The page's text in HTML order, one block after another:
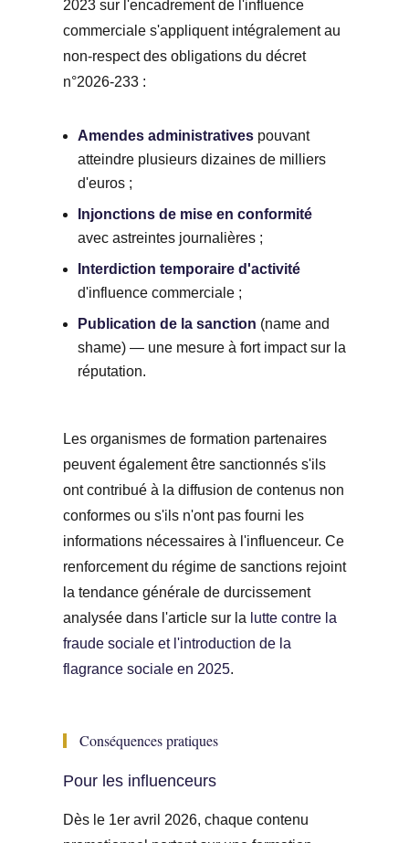
2023 sur l'encadrement de l'influence
commerciale s'appliquent intégralement au
non-respect des obligations du décret
n°2026-233 :
Amendes administrativespouvant
atteindre plusieurs dizaines de milliers
d'euros ;
Injonctions de mise en conformité
avec astreintes journalières ;
Interdiction temporaire d'activité
d'influence commerciale ;
Publication de la sanction (name and
shame) — une mesure à fort impact sur la
réputation.
Les organismes de formation partenaires
peuvent également être sanctionnés s'ils
ont contribué à la diffusion de contenus non
conformes ou s'ils n'ont pas fourni les
informations nécessaires à l'influenceur. Ce
renforcement du régime de sanctions rejoint
la tendance générale de durcissement
analysée dans l'article sur la lutte contre la
fraude sociale et l'introduction de la
flagrance sociale en 2025.
Conséquences pratiques
Pour les influenceurs
Dès le 1er avril 2026, chaque contenu